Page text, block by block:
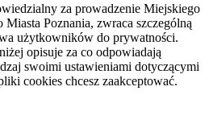
za prowadzenie Miejskiego
Poznania, zwraca szczególną
użytkowników do prywatności.
opisuje za co odpowiadają
swoimi ustawieniami dotyczącymi
cookies chcesz zaakceptować.